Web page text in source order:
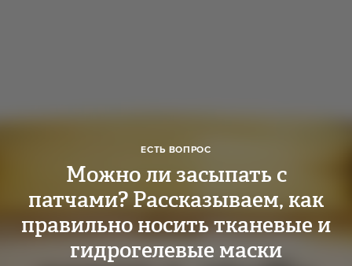
ЕСТЬ ВОПРОС
Можно ли засыпать с
патчами? Рассказываем, как
правильно носить тканевые и
гидрогелевые маски